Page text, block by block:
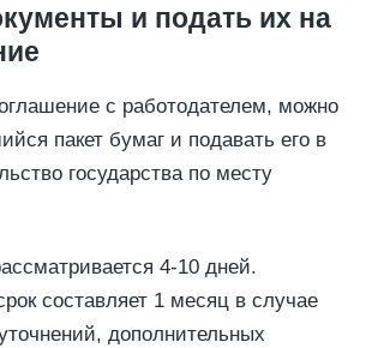
и подать их на
с работодателем, можно
пакет бумаг и подавать его в
государства по месту
4-10 дней.
составляет 1 месяц в случае
дополнительных